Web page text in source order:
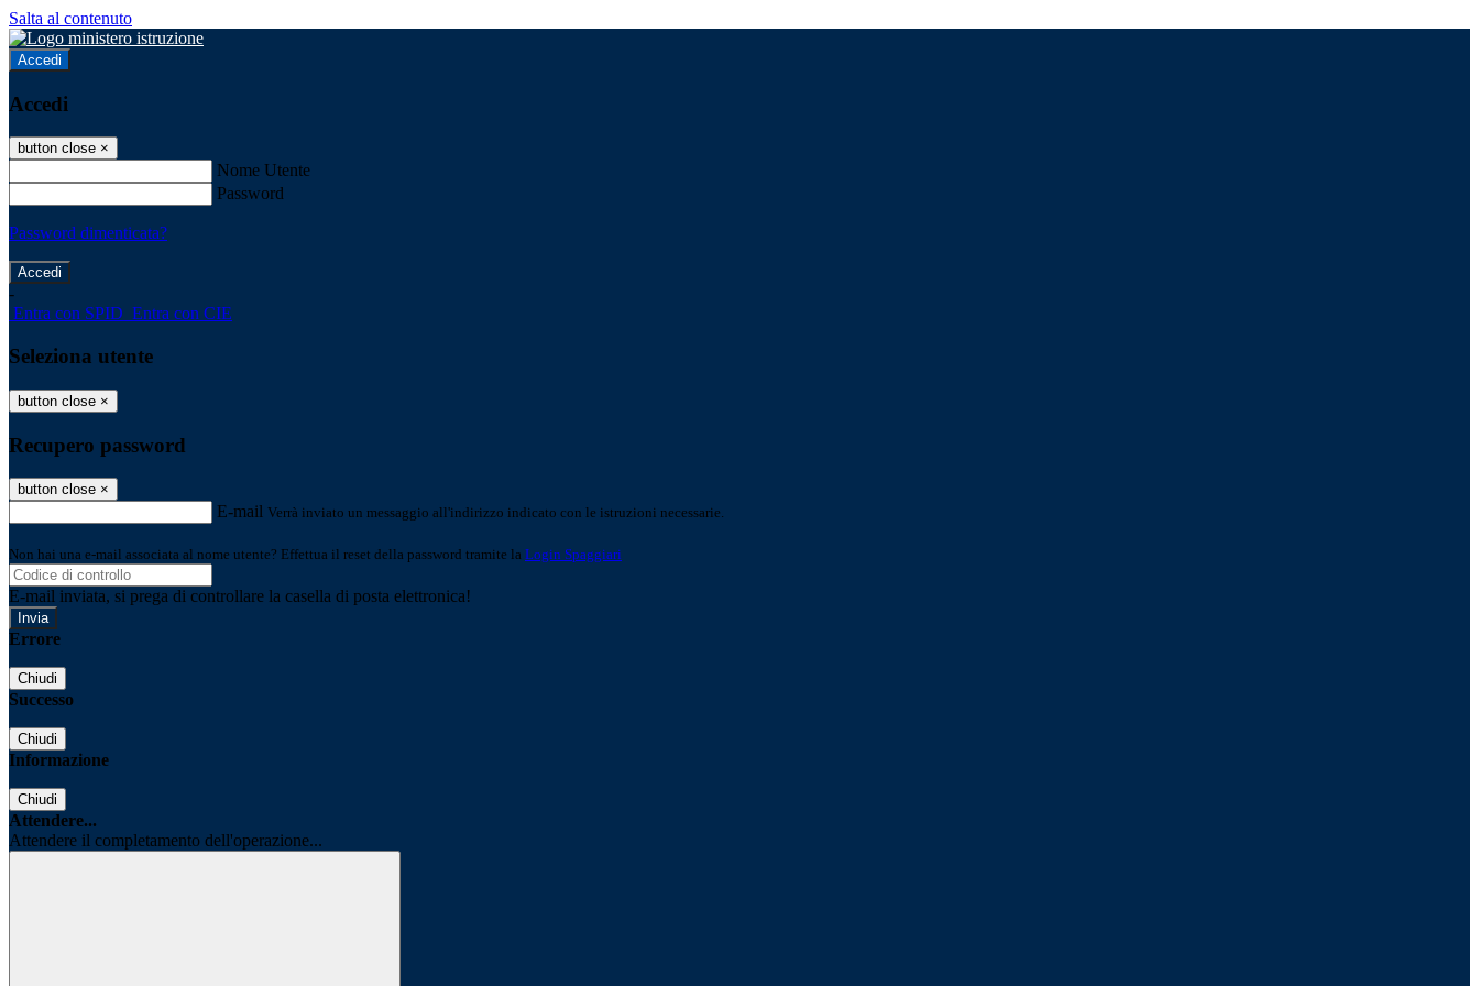
Salta al contenuto
Accedi
Accedi
button close ×
Nome Utente
Password
Password dimenticata?
-
Entra con SPID Entra con CIE
Seleziona utente
button close ×
Recupero password
button close ×
E-mail Verrà inviato un messaggio all'indirizzo indicato con le istruzioni necessarie.
Non hai una e-mail associata al nome utente? Effettua il reset della password tramite la Login Spaggiari
E-mail inviata, si prega di controllare la casella di posta elettronica!
Errore
Chiudi
Successo
Chiudi
Informazione
Chiudi
Attendere...
Attendere il completamento dell'operazione...